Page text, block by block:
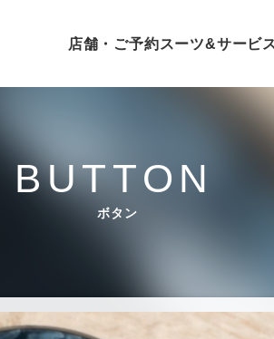
店舗・ご予約スーツ&サー
BUTTON
ボタン